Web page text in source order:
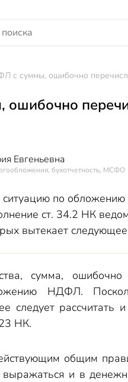
с суммы, ошибочно
Евгеньевна
бухотчетность, МСФО
по
ст. 34.2 НК
вытекает
сумма, ошибочно
НДФЛ.
следует
НК.
общим
и в